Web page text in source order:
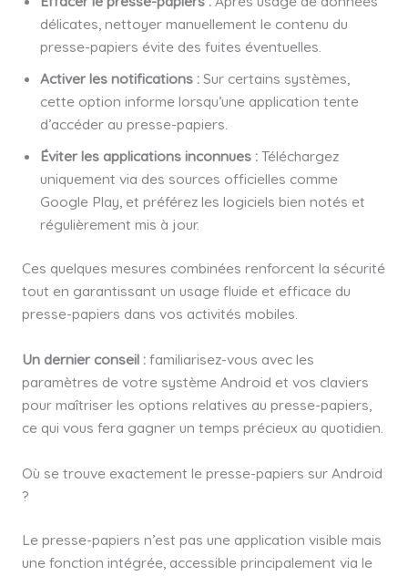
délicates, nettoyer manuellement le contenu du
presse-papiers évite des fuites éventuelles.
Activer les notifications :Sur certains systèmes,
cette option informe lorsqu’une application tente
d’accéder au presse-papiers.
Éviter les applications inconnues :Téléchargez
uniquement via des sources officielles comme
Google Play, et préférez les logiciels bien notés et
régulièrement mis à jour.
Ces quelques mesures combinées renforcent la sécurité
tout en garantissant un usage fluide et efficace du
presse-papiers dans vos activités mobiles.
Un dernier conseil :familiarisez-vous avec les
paramètres de votre système Android et vos claviers
pour maîtriser les options relatives au presse-papiers,
ce qui vous fera gagner un temps précieux au quotidien.
Où se trouve exactement le presse-papiers sur Android
?
Le presse-papiers n’est pas une application visible mais
une fonction intégrée, accessible principalement via le